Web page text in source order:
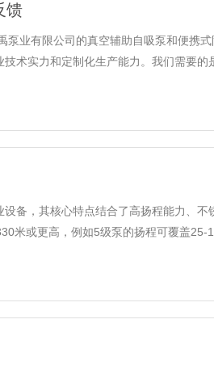
馈
业有限公司的真空辅助自吸泵和便携
术实力和定制化生产能力。我们需要的
备，其核心特点结合了高扬程能力、
米或更高‌，例如5级泵的扬程可覆盖25-